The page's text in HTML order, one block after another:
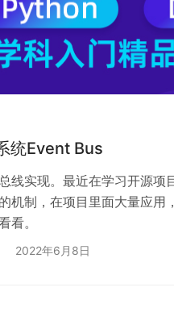
统Event Bus
线实现。最近在学习开源
机制，在项目里面大量应用
看。
2022年6月8日